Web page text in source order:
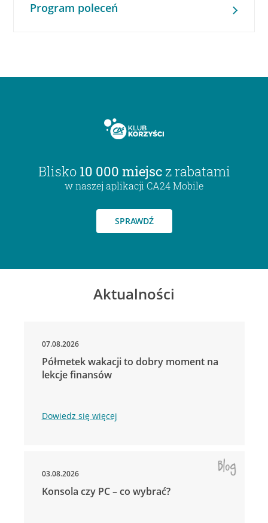
Program poleceń
Blisko 10 000 miejsc z rabatami
w naszej aplikacji CA24 Mobile
SPRAWDŹ
Aktualności
07.08.2026
Półmetek wakacji to dobry moment na
lekcje finansów
Dowiedz się więcej
03.08.2026
Konsola czy PC – co wybrać?